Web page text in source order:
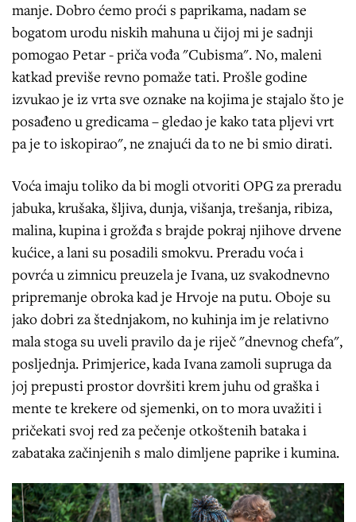
manje. Dobro ćemo proći s paprikama, nadam se
bogatom urodu niskih mahuna u čijoj mi je sadnji
pomogao Petar - priča vođa "Cubisma". No, maleni
katkad previše revno pomaže tati. Prošle godine
izvukao je iz vrta sve oznake na kojima je stajalo što je
posađeno u gredicama – gledao je kako tata pljevi vrt
pa je to iskopirao", ne znajući da to ne bi smio dirati.
Voća imaju toliko da bi mogli otvoriti OPG za preradu
jabuka, krušaka, šljiva, dunja, višanja, trešanja, ribiza,
malina, kupina i grožđa s brajde pokraj njihove drvene
kućice, a lani su posadili smokvu. Preradu voća i
povrća u zimnicu preuzela je Ivana, uz svakodnevno
pripremanje obroka kad je Hrvoje na putu. Oboje su
jako dobri za štednjakom, no kuhinja im je relativno
mala stoga su uveli pravilo da je riječ "dnevnog chefa",
posljednja. Primjerice, kada Ivana zamoli supruga da
joj prepusti prostor dovršiti krem juhu od graška i
mente te krekere od sjemenki, on to mora uvažiti i
pričekati svoj red za pečenje otkoštenih bataka i
zabataka začinjenih s malo dimljene paprike i kumina.